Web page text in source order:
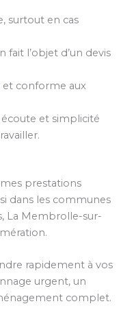
surtout en cas
fait l’objet d’un devis
conforme aux
et simplicité
prestations
dans les communes
La Membrolle-sur-
rapidement à vos
urgent, un
complet.